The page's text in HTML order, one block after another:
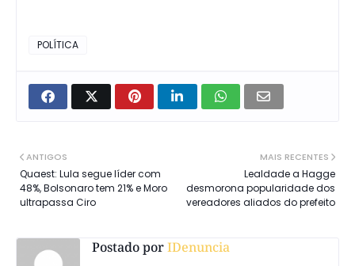
POLÍTICA
MAIS RECENTES
Lealdade a Hagge
desmorona popularidade dos
vereadores aliados do prefeito
ANTIGOS
Quaest: Lula segue líder com
48%, Bolsonaro tem 21% e Moro
ultrapassa Ciro
Postado porIDenuncia